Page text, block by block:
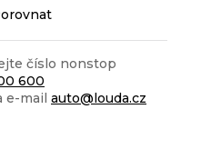
číslo nonstop
600
mail auto@louda.cz